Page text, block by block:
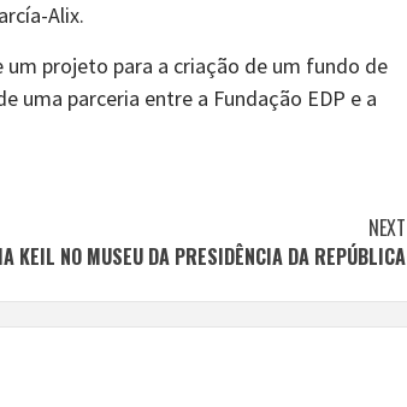
Alix.
projeto para a criação de um fundo de
uma parceria entre a Fundação EDP e a
NEXT
KEIL NO MUSEU DA PRESIDÊNCIA DA REPÚBLICA